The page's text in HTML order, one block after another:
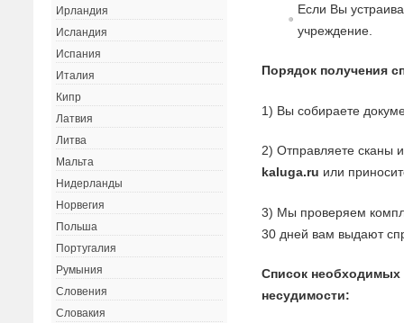
Если Вы
учреждение.
Порядок получения
1) Вы собираете
2) Отправляете сканы
kaluga.ru или
3) Мы проверяем
30 дней вам выдают
Список необходимых
несудимости:
Ирландия
Исландия
Испания
Италия
Кипр
Латвия
Литва
Мальта
Нидерланды
Норвегия
Польша
Португалия
Румыния
Словения
Словакия